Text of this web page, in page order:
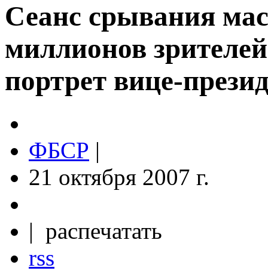
Сеанс срывания
миллионов
портрет вице-
ФБСР |
21 октября 2007 г.
| распечатать
rss